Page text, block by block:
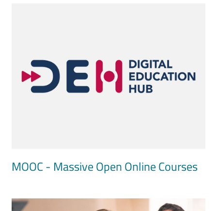
MOOC - Massive Open Online Courses
Image